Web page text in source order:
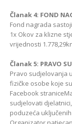
Članak 4: FOND
Fond nagrada
1x Okov za klizne
vrijednosti
Članak 5: PRAVO
Pravo sudjelovanja
fizičke osobe koje
Facebook
sudjelovati
poduzeća